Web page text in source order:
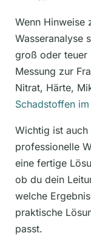
Wenn Hinweise
Wasseranalyse
groß oder teuer
Messung zur
Nitrat, Härte,
Schadstoffen
Wichtig ist
professionelle
eine fertige
ob du dein
welche
praktische
passt.